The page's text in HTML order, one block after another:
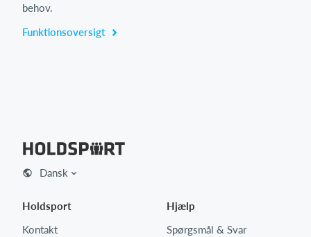
behov.
Funktionsoversigt
Dansk
Holdsport
Kontakt
Hjælp
Spørgsmål & Svar